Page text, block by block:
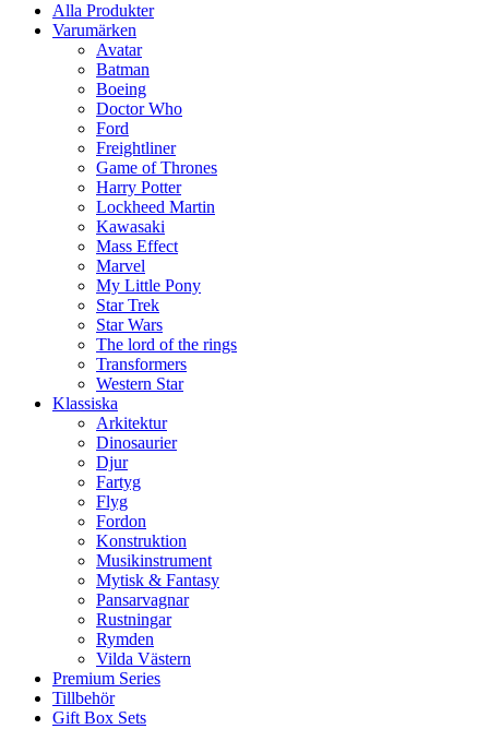
Alla Produkter
Varumärken
Avatar
Batman
Boeing
Doctor Who
Ford
Freightliner
Game of Thrones
Harry Potter
Lockheed Martin
Kawasaki
Mass Effect
Marvel
My Little Pony
Star Trek
Star Wars
The lord of the rings
Transformers
Western Star
Klassiska
Arkitektur
Dinosaurier
Djur
Fartyg
Flyg
Fordon
Konstruktion
Musikinstrument
Mytisk & Fantasy
Pansarvagnar
Rustningar
Rymden
Vilda Västern
Premium Series
Tillbehör
Gift Box Sets